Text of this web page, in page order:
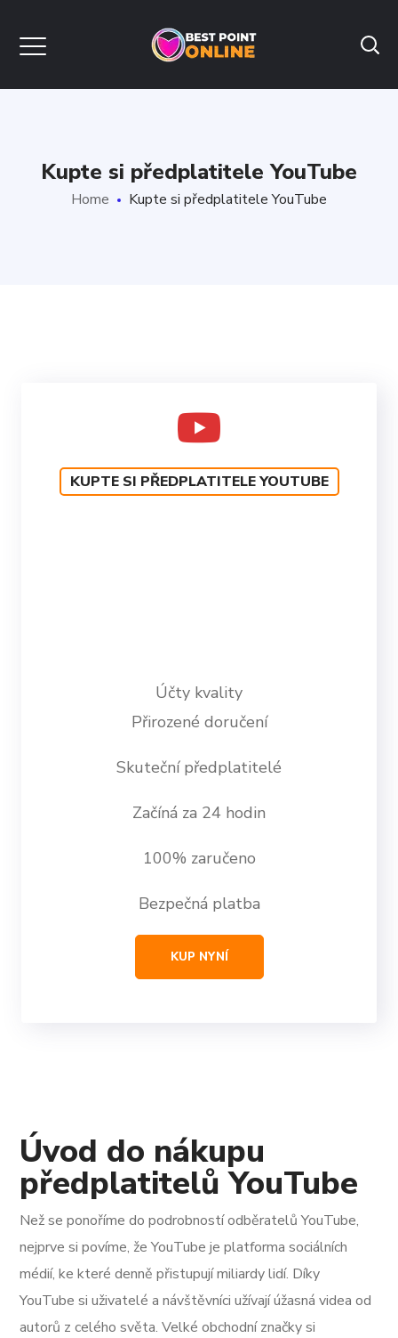
Kupte si předplatitele YouTube
Home Kupte si předplatitele YouTube
KUPTE SI PŘEDPLATITELE YOUTUBE
Účty kvality
Přirozené doručení
Skuteční předplatitelé
Začíná za 24 hodin
100% zaručeno
Bezpečná platba
KUP NYNÍ
Úvod do nákupu
předplatitelů YouTube
Než se ponoříme do podrobností odběratelů YouTube,
nejprve si povíme, že YouTube je platforma sociálních
médií, ke které denně přistupují miliardy lidí. Díky
YouTube si uživatelé a návštěvníci užívají úžasná videa od
autorů z celého světa. Velké obchodní značky si